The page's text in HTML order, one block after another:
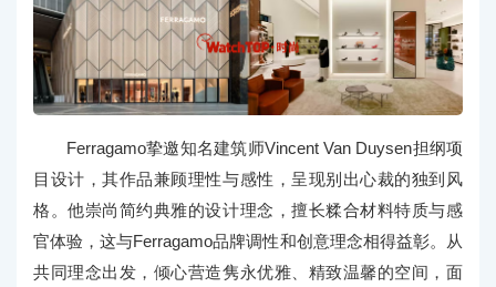
Ferragamo挚邀知名建筑师Vincent Van Duysen担纲项
目设计，其作品兼顾理性与感性，呈现别出心裁的独到风
格。他崇尚简约典雅的设计理念，擅长糅合材料特质与感
官体验，这与Ferragamo品牌调性和创意理念相得益彰。从
共同理念出发，倾心营造隽永优雅、精致温馨的空间，面